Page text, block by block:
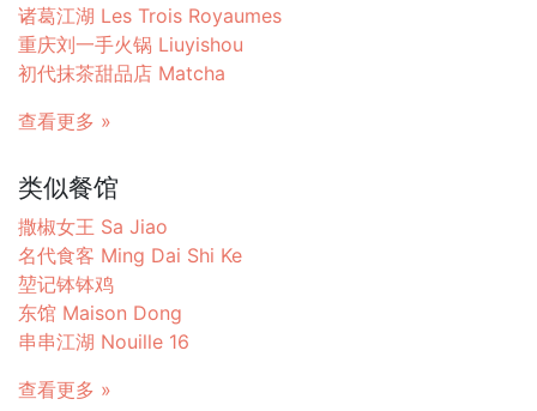
诸葛江湖 Les Trois Royaumes
重庆刘一手火锅 Liuyishou
初代抹茶甜品店 Matcha
查看更多 »
类似餐馆
撒椒女王 Sa Jiao
名代食客 Ming Dai Shi Ke
堃记钵钵鸡
东馆 Maison Dong
串串江湖 Nouille 16
查看更多 »